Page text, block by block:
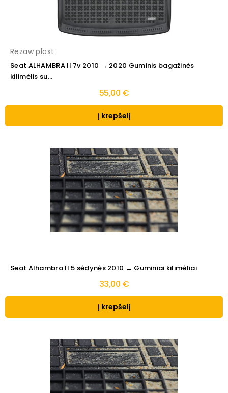
Rezaw plast
Seat ALHAMBRA II 7v 2010 → 2020 Guminis bagažinės
kilimėlis su...
55,00 €
Į krepšelį
Seat Alhambra II 5 sėdynės 2010 → Guminiai kilimėliai
33,00 €
Į krepšelį